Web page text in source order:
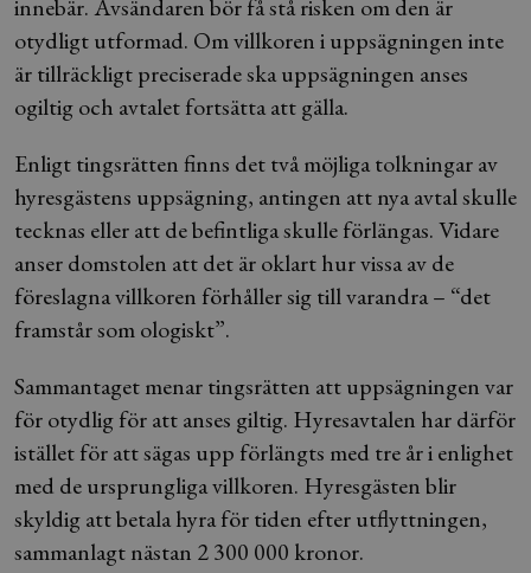
innebär. Avsändaren bör få stå risken om den är
otydligt utformad. Om villkoren i uppsägningen inte
är tillräckligt preciserade ska uppsägningen anses
ogiltig och avtalet fortsätta att gälla.
Enligt tingsrätten finns det två möjliga tolkningar av
hyresgästens uppsägning, antingen att nya avtal skulle
tecknas eller att de befintliga skulle förlängas. Vidare
anser domstolen att det är oklart hur vissa av de
föreslagna villkoren förhåller sig till varandra – “det
framstår som ologiskt”.
Sammantaget menar tingsrätten att uppsägningen var
för otydlig för att anses giltig. Hyresavtalen har därför
istället för att sägas upp förlängts med tre år i enlighet
med de ursprungliga villkoren. Hyresgästen blir
skyldig att betala hyra för tiden efter utflyttningen,
sammanlagt nästan 2 300 000 kronor.